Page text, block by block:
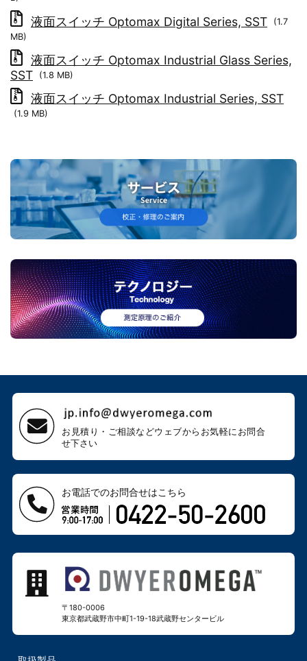
液面スイッチ Optomax Digital Series, SST
(1.7
MB)
液面スイッチ Optomax Industrial Glass Series,
SST
(1.8 MB)
液面スイッチ Optomax Industrial Series, SST
(1.9 MB)
お見積り・ご相談などウェブから お気軽にお問合
せ下さい
お電話でのお問合せはこちら
〒180-0006
東京都武蔵野市中町1-19-18武蔵野センタービル